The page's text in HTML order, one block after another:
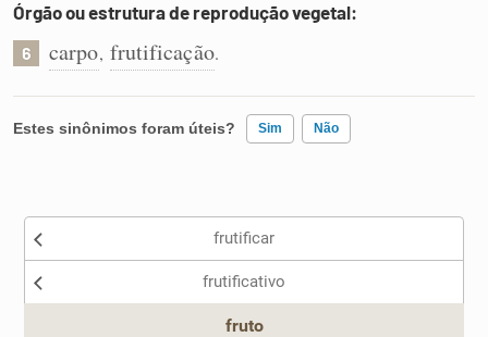
Órgão ou estrutura de reprodução vegetal:
6 carpo, frutificação.
Estes sinônimos foram úteis? Sim Não
Nenhum dos sinônimos apresentados me ajudou
frutificar
frutificativo
fruto